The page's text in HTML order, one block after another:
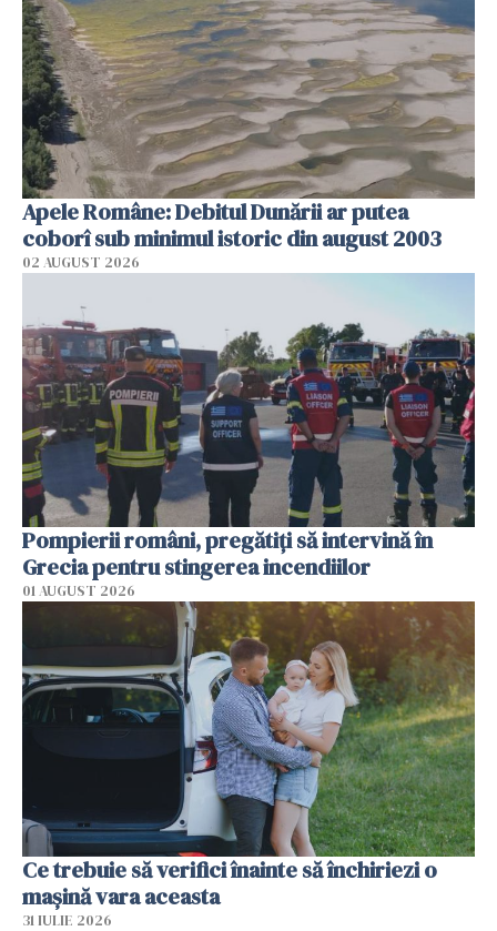
Apele Române: Debitul Dunării ar putea
coborî sub minimul istoric din august 2003
02 AUGUST 2026
Pompierii români, pregătiţi să intervină în
Grecia pentru stingerea incendiilor
01 AUGUST 2026
Ce trebuie să verifici înainte să închiriezi o
mașină vara aceasta
31 IULIE 2026